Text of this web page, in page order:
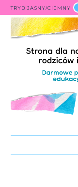
TRYB JASNY/CIEMNY